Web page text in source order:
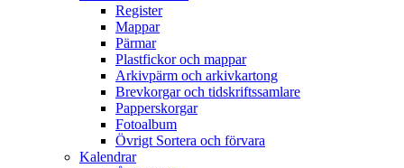
Register
Mappar
Pärmar
Plastfickor och mappar
Arkivpärm och arkivkartong
Brevkorgar och tidskriftssamlare
Papperskorgar
Fotoalbum
Övrigt Sortera och förvara
Kalendrar